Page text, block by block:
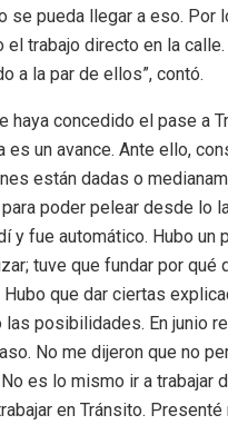
se pueda llegar a eso. Por
el trabajo directo en la
a la par de ellos”, contó.
haya concedido el pase a
es un avance. Ante ello,
están dadas o
poder pelear desde lo
y fue automático. Hubo un
tuve que fundar por qué
Hubo que dar ciertas
las posibilidades. En junio
No me dijeron que no
es lo mismo ir a trabajar
en Tránsito.